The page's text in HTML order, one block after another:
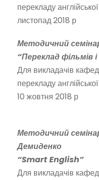
перекладу
листопад 2018 р
Методичний
“Переклад фільмів і
Для викладачів
перекладу
10 жовтня 2018 р
Методичний
Демиденко
“Smart English”
Для викладачів